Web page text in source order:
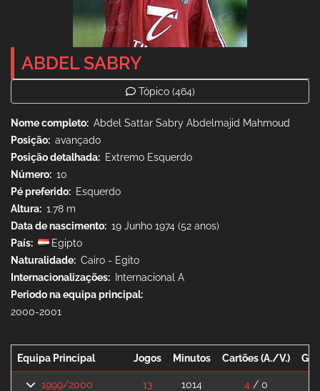
ABDEL SABRY
Tópico(464)
Nome completo
Abdel Sattar Sabry Abdelmajid Mahmoud
Posição
avançado
Posição detalhada
Extremo Esquerdo
Número
10
Pé preferido
Esquerdo
Altura
1.78 m
Data de nascimento
19 Junho 1974 (52 anos)
País
Egipto
Naturalidade
Cairo - Egito
Internacionalizações
Internacional A
Periodo na equipa principal
2000-2001
Equipa Principal Jogos Minutos Cartões (A./V.)
1999/2000 13 1014 4 / 0